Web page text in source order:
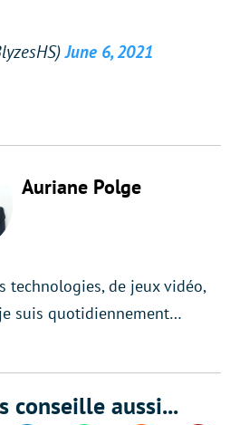
June 6, 2021
Auriane Polge
technologies, de jeux vidéo,
suis quotidiennement…
conseille aussi...